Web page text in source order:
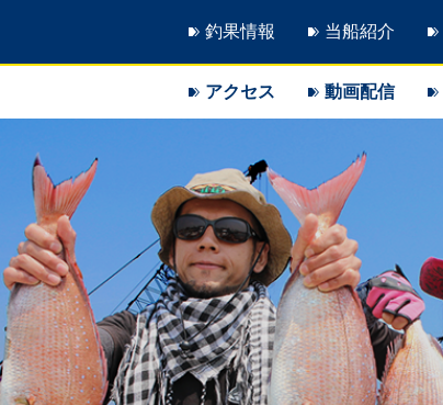
釣果情報 当船紹介
アクセス 動画配信